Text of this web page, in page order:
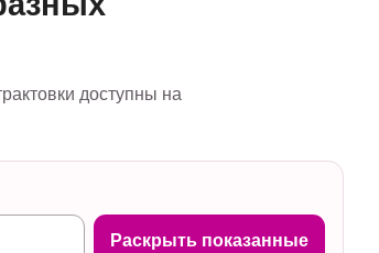
доступны на
Раскрыть показанные